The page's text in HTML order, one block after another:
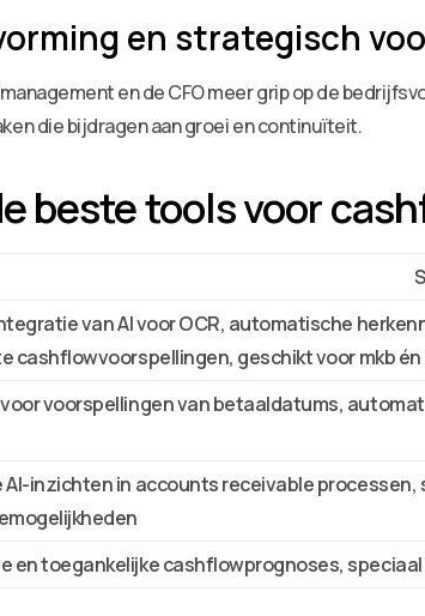
en strategisch
en de CFO meer grip op de
die bijdragen aan groei en continuïteit.
beste tools voor
van AI voor OCR, automatische
cashflowvoorspellingen, geschikt voor mkb
voorspellingen van betaaldatums,
AI-inzichten in accounts receivable
en toegankelijke cashflowprognoses,